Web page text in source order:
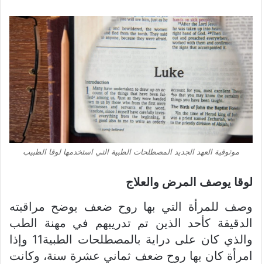
موثوقية العهد الجديد المصطلحات الطبية التي استخدمها لوقا الطبيب
لوقا يوصف المرض والعلاج
وصف للمرأة التي بها روح ضعف يوضح مراقبته
الدقيقة كأحد الذين تم تدريبهم في مهنة الطب
والذي كان على دراية بالمصطلحات الطبية11 وإذا
امرأة كان بها روح ضعف ثماني عشرة سنة، وكانت